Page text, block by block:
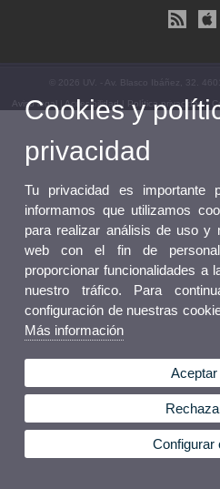
© 2026 UV. - Av. Blasco Ibáñez, 32.
Aviso legal |Accesibilidad| Política privacidad|
Cookies y
privacidad
Tu privacidad es importante
informamos que utilizamos
para realizar análisis de uso y
web con el fin de
proporcionar funcionalidades a
nuestro tráfico. Para
configuración de nuestras
Más información
Aceptar
Configurar